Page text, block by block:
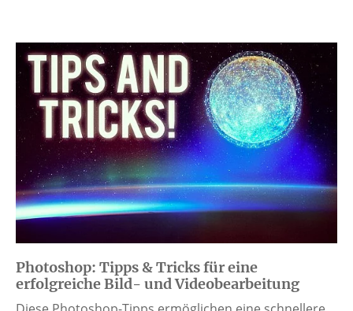
Photoshop: Tipps & Tricks für eine
erfolgreiche Bild- und Videobearbeitung